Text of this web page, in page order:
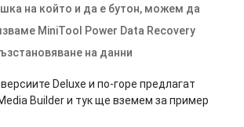
на който и да е бутон, можем да
MiniTool Power Data Recovery
на данни
Deluxe и по-горе предлагат
Builder и тук ще вземем за пример